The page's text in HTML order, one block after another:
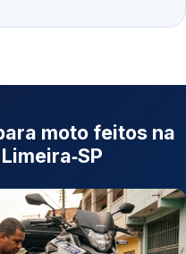
moto feitos na